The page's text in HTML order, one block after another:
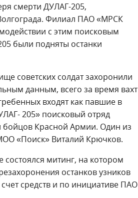
смерти ДУЛАГ-205,
Филиал ПАО «МРСК
с этим поисковым
были подняты останки
советских солдат захоронили
данным, всего за время вахт
входят как павшие в
205» поисковый отряд
бойцов Красной Армии. Один из
«Поиск» Виталий Крючков.
митинг, на котором
останков узников
средств и по инициативе ПАО